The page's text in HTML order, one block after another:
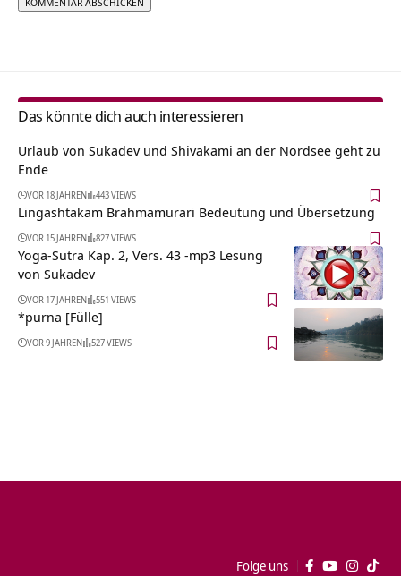
Das könnte dich auch interessieren
Urlaub von Sukadev und Shivakami an der Nordsee geht zu
Ende
VOR 18 JAHREN 443 VIEWS
Lingashtakam Brahmamurari Bedeutung und Übersetzung
VOR 15 JAHREN 827 VIEWS
Yoga-Sutra Kap. 2, Vers. 43 -mp3 Lesung
von Sukadev
VOR 17 JAHREN 551 VIEWS
*purna [Fülle]
VOR 9 JAHREN 527 VIEWS
Folge uns